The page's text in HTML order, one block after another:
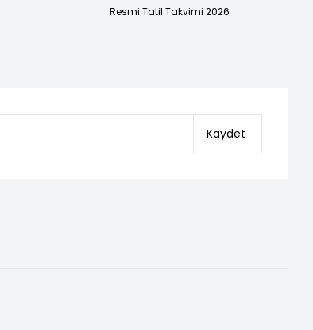
Resmi Tatil Takvimi 2026
Kaydet